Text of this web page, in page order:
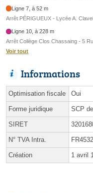
Ligne 7, à 52 m
Arrêt PÉRIGUEUX - Lycée A.
Ligne 10, à 228 m
Arrêt Collège Clos Chassaing - 5
Voir tout
Informations
Optimisation fiscale Oui
Forme juridique SCP
SIRET
N° TVA Intra.
Création 1 avril